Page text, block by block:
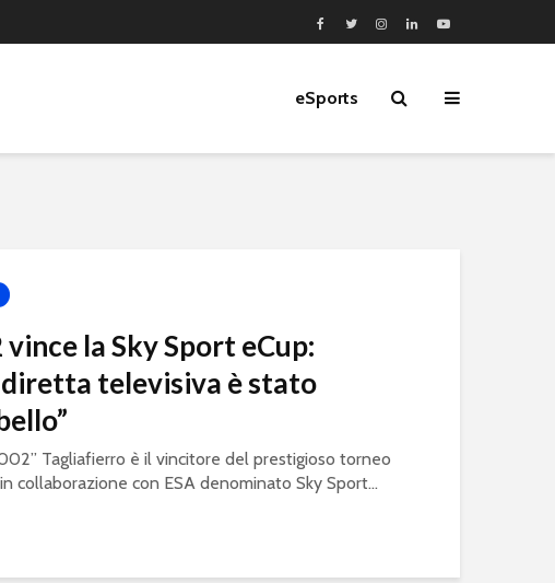
eSports
la Sky Sport eCup:
diretta televisiva è stato
Tagliafierro è il vincitore del prestigioso torneo
collaborazione con ESA denominato Sky Sport...